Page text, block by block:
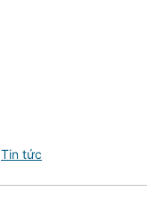
Tin tức